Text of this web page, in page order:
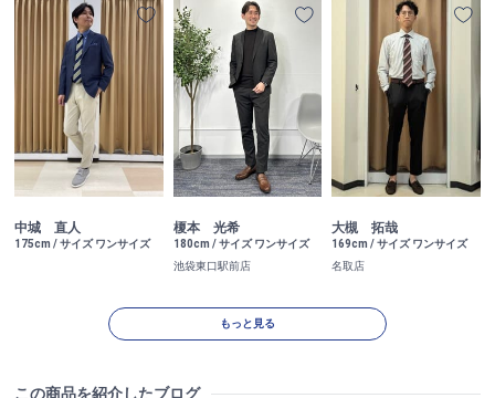
中城 直人
175cm / サイズ ワンサイズ
榎本 光希
180cm / サイズ ワンサイズ
池袋東口駅前店
大槻 拓哉
169cm / サイズ ワンサイズ
名取店
もっと見る
この商品を紹介したブログ